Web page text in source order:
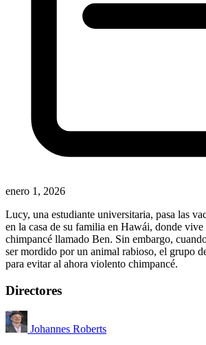
enero 1, 2026
Lucy, una estudiante universitaria, pasa las
en la casa de su familia en Hawái, donde vive
chimpancé llamado Ben. Sin embargo,
ser mordido por un animal rabioso, el grupo
para evitar al ahora violento chimpancé.
Directores
Johannes Roberts